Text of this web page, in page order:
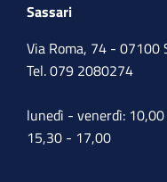
Sassari
Via Roma, 74 - 07100
Tel. 079 2080274
lunedì - venerdì:
15,30 - 17,00